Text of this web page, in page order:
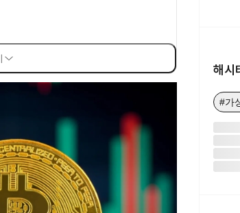
해시
#가